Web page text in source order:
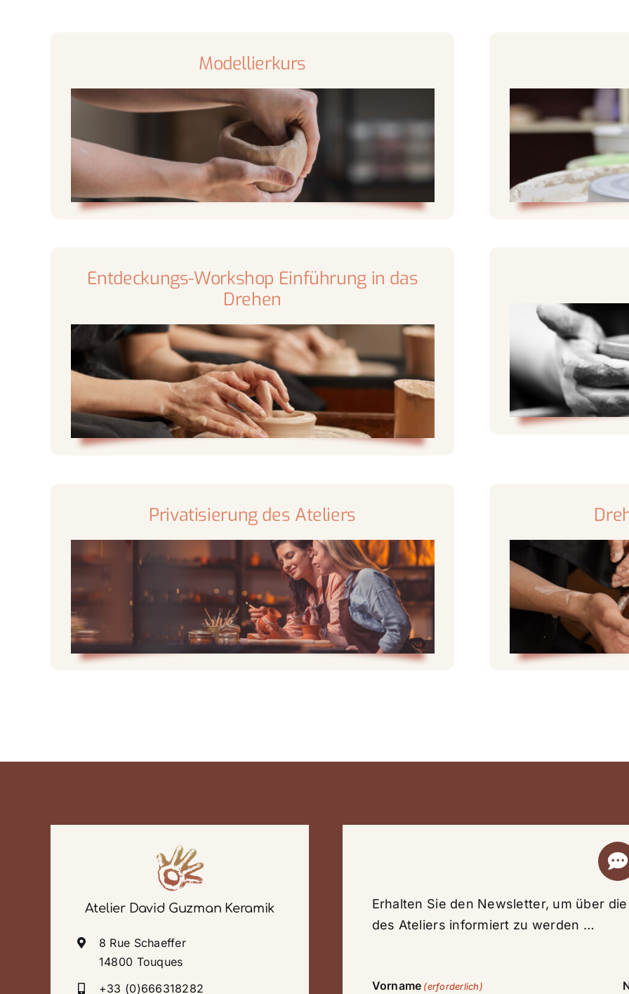
Modellierkurs
Entdeckungs-Workshop Einführung in das
Drehen
Privatisierung des Ateliers
Atelier David Guzman Keramik
8 Rue Schaeffer
14800 Touques
+33 (0)666318282
Erhalten Sie den Newsletter, um über
des Ateliers informiert zu werden …
Vorname (erforderlich)